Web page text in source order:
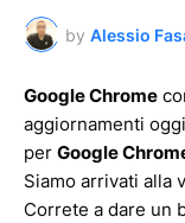
by Alessio
Google Chrome
aggiornamenti
per Google
Siamo arrivati alla
Correte a dare un